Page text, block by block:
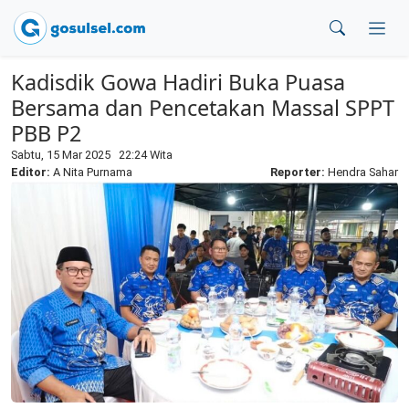
Kadisdik Gowa Hadiri Buka Puasa
Bersama dan Pencetakan Massal SPPT
PBB P2
Sabtu, 15 Mar 2025 22:24 Wita
Editor: A Nita Purnama Reporter: Hendra Sahar